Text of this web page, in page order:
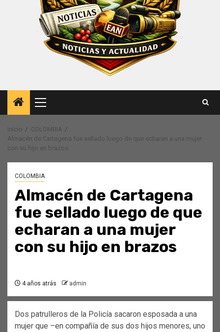
Menú
principal
Inicio
COLOMBIA
Almacén de Cartagena fue sellado luego de que echaran a una mujer
con su hijo en brazos
COLOMBIA
Almacén de Cartagena
fue sellado luego de que
echaran a una mujer
con su hijo en brazos
4 años atrás admin
Dos patrulleros de la Policía sacaron esposada a una
mujer que –en compañía de sus dos hijos menores, uno